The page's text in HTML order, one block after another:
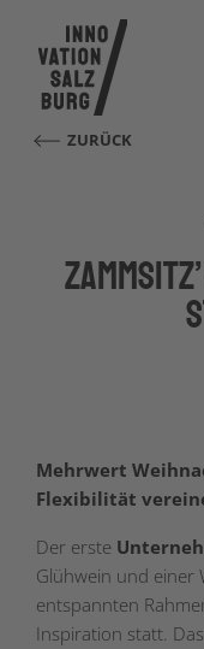
ZURÜCK
Mehrwert
Flexibilität
Der erste
Glühwein und einer
entspannten
Inspiration statt. Das